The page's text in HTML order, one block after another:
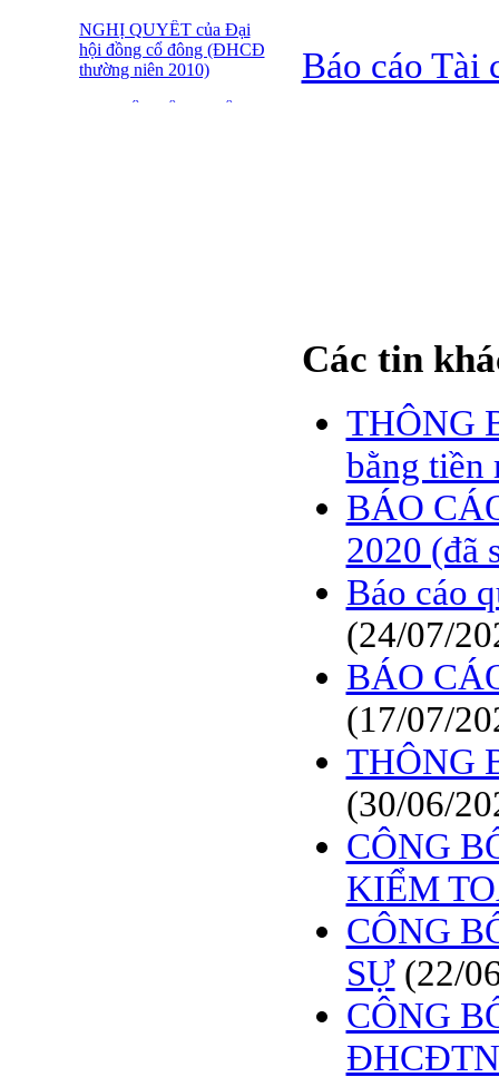
NGHỊ QUYẾT của Đại
hội đồng cổ đông (ĐHCĐ
thường niên 2010)
Báo cáo Tài
Các tin
THÔNG
bằng tiền
BÁO
2020 (đã
Báo cáo
(24/07/
BÁO
(17/07/
THÔNG
(30/06/
CÔNG
KIỂM
CÔNG
SỰ (22/
CÔNG